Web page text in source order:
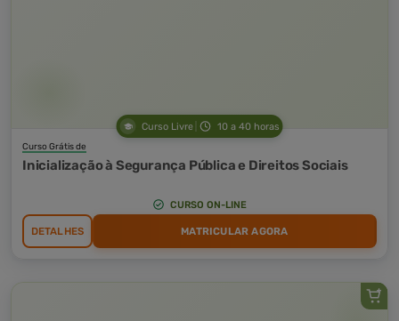
Curso Livre 10 a 40 horas
Curso Grátis de
Inicialização à Segurança Pública e Direitos Sociais
CURSO ON-LINE
DETALHES MATRICULAR AGORA